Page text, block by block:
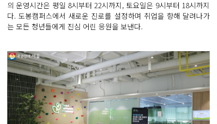
의 운영시간은 평일 8시부터 22시까지, 토요일은 9시부터 18시까지
다. 도봉캠퍼스에서 새로운 진로를 설정하며 취업을 향해 달려나가
는 모든 청년들에게 진심 어린 응원을 보낸다.